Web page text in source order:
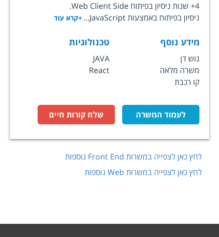
4+ שנות ניסיון בפיתוח Web Client Side.
ניסיון בפיתוח באמצעות JavaScript...
+קרא עוד
מידע נוסף
גוש דן
משרה מלאה
קו רכבת
טכנולוגיות
JAVA
React
לעמוד המשרה שלח קורות חיים
לחץ כאן לצפייה במשרות Front End נוספות
לחץ כאן לצפייה במשרות Web נוספות